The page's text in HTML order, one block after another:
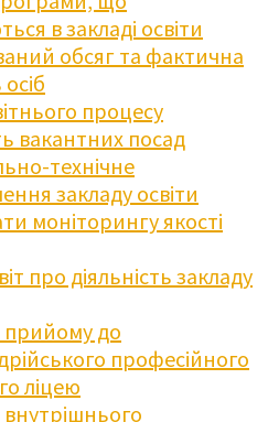
в закладі освіти
обсяг та фактична
осіб
процесу
вакантних посад
технічне
закладу освіти
моніторингу якості
про діяльність закладу
прийому до
професійного
ліцею